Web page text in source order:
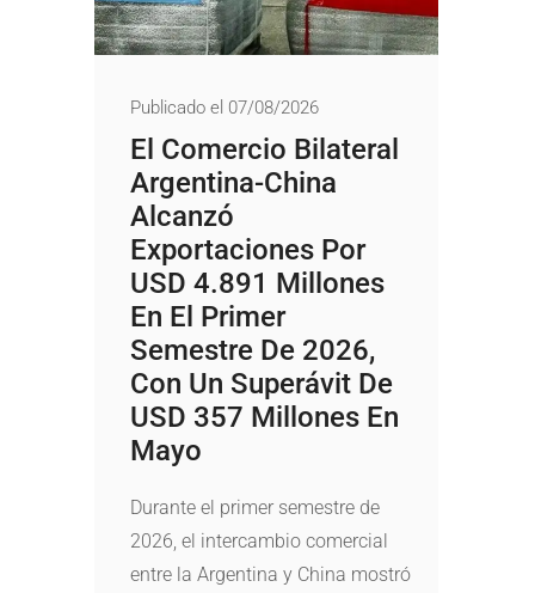
Publicado el 07/08/2026
El Comercio Bilateral
Argentina-China
Alcanzó
Exportaciones Por
USD 4.891 Millones
En El Primer
Semestre De 2026,
Con Un Superávit De
USD 357 Millones En
Mayo
Durante el primer semestre de
2026, el intercambio comercial
entre la Argentina y China mostró